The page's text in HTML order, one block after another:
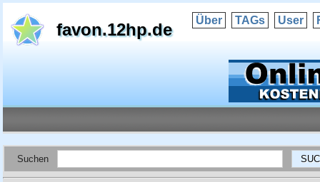
favon.12hp.de Über TAGs User
Suchen